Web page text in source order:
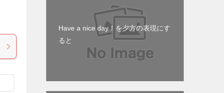
Have a nice day！を夕方の表現にす
ると